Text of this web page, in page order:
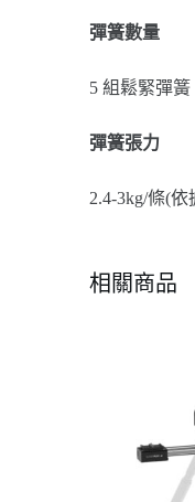
彈簧數量
5 組鬆緊彈簧
彈簧張力
2.4-3kg/條(
相關商品